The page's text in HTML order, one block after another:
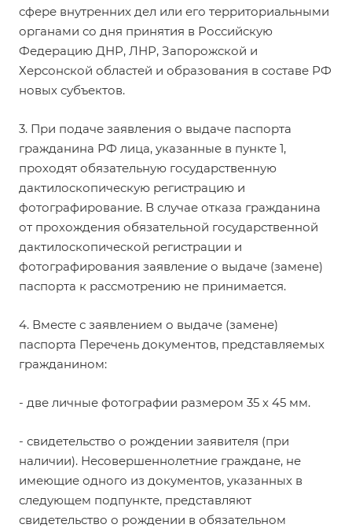
сфере внутренних дел или его территориальными
органами со дня принятия в Российскую
Федерацию ДНР, ЛНР, Запорожской и
Херсонской областей и образования в составе РФ
новых субъектов.
3. При подаче заявления о выдаче паспорта
гражданина РФ лица, указанные в пункте 1,
проходят обязательную государственную
дактилоскопическую регистрацию и
фотографирование. В случае отказа гражданина
от прохождения обязательной государственной
дактилоскопической регистрации и
фотографирования заявление о выдаче (замене)
паспорта к рассмотрению не принимается.
4. Вместе с заявлением о выдаче (замене)
паспорта Перечень документов, представляемых
гражданином:
- две личные фотографии размером 35 х 45 мм.
- свидетельство о рождении заявителя (при
наличии). Несовершеннолетние граждане, не
имеющие одного из документов, указанных в
следующем подпункте, представляют
свидетельство о рождении в обязательном